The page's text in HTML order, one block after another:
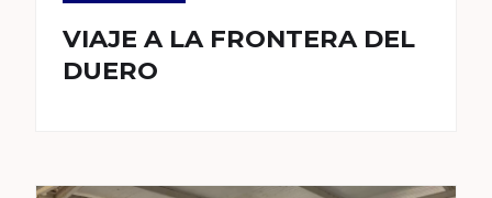
VIAJE A LA FRONTERA DEL
DUERO